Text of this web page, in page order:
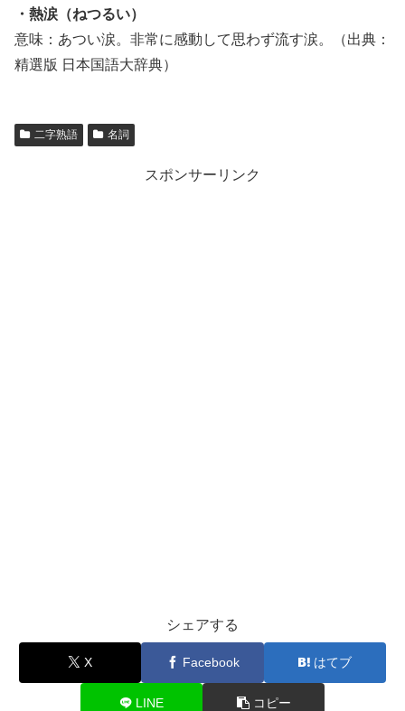
・熱涙（ねつるい）
意味：あつい涙。非常に感動して思わず流す涙。（出典：
精選版 日本国語大辞典）
二字熟語 名詞
スポンサーリンク
シェアする
X Facebook はてブ
LINE コピー